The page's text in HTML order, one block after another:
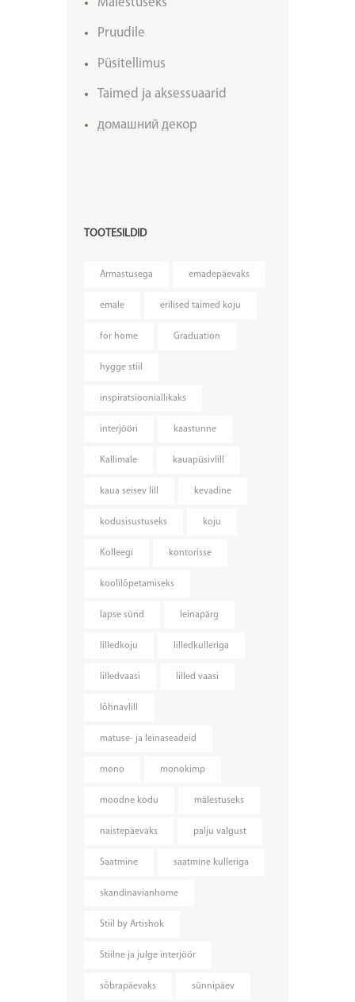
Pruudile
Püsitellimus
Taimed ja aksessuaarid
домашний декор
TOOTESILDID
Armastusega emadepäevaks
emale erilised taimed koju
for home Graduation
hygge stiil
inspiratsiooniallikaks
interjööri kaastunne
Kallimale kauapüsivlill
kaua seisev lill kevadine
kodusisustuseks koju
Kolleegi kontorisse
koolilõpetamiseks
lapse sünd leinapärg
lilledkoju lilledkulleriga
lilledvaasi lilled vaasi
lõhnavlill
matuse- ja leinaseadeid
mono monokimp
moodne kodu mälestuseks
naistepäevaks palju valgust
Saatmine saatmine kulleriga
skandinavianhome
Stiil by Artishok
Stiilne ja julge interjöör
sõbrapäevaks sünnipäev